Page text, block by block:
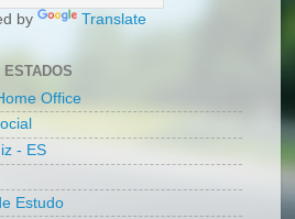
by Translate
Office
- ES
Estudo